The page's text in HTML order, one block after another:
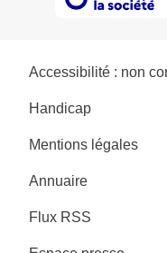
Accessibilité : non
Handicap
Mentions légales
Annuaire
Flux RSS